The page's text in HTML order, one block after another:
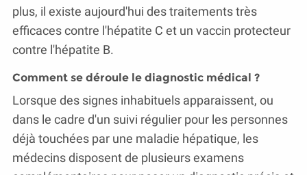
plus, il existe aujourd'hui des traitements très
efficaces contre l'hépatite C et un vaccin protecteur
contre l'hépatite B.
Comment se déroule le diagnostic médical ?
Lorsque des signes inhabituels apparaissent, ou
dans le cadre d'un suivi régulier pour les personnes
déjà touchées par une maladie hépatique, les
médecins disposent de plusieurs examens